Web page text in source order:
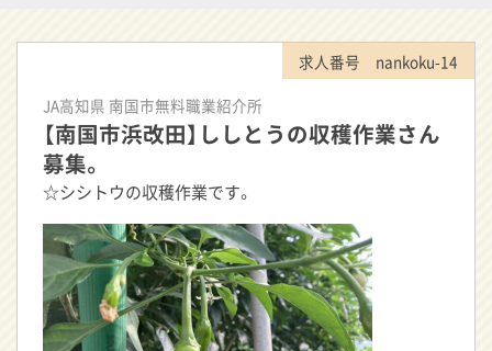
求人番号 nankoku-14
JA高知県 南国市無料職業紹介所
【南国市浜改田】ししとうの収穫作業さん
募集。
☆シシトウの収穫作業です。